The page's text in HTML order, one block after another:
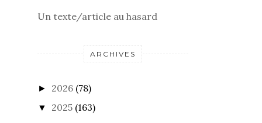
Un texte/article au hasard
ARCHIVES
► 2026 (78)
▼ 2025 (163)